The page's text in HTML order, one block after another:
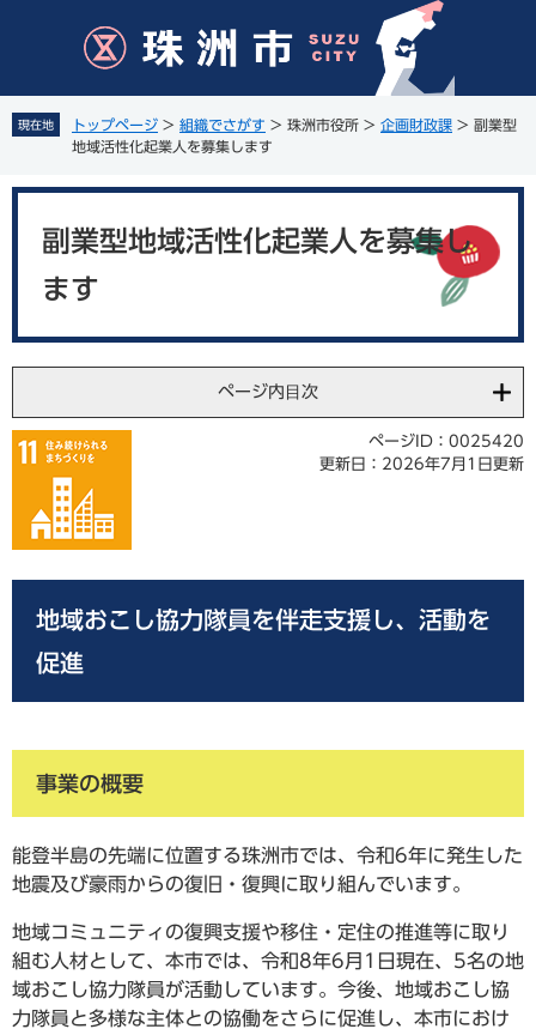
先
頭
す
を
飛
し
現在地 トップページ > 組織でさがす > 珠洲市役所 > 企画財政課 > 副業型
地域活性化起業人を募集します
副業型地域活性化起業人を募集し
ます
ページ内目次
ページID：0025420
更新日：2026年7月1日更新
地域おこし協力隊員を伴走支援し、活動を
促進
事業の概要
能登半島の先端に位置する珠洲市では、令和6年に発生した
地震及び豪雨からの復旧・復興に取り組んでいます。
地域コミュニティの復興支援や移住・定住の推進等に取り
組む人材として、本市では、令和8年6月1日現在、5名の地
域おこし協力隊員が活動しています。今後、地域おこし協
力隊員と多様な主体との協働をさらに促進し、本市におけ